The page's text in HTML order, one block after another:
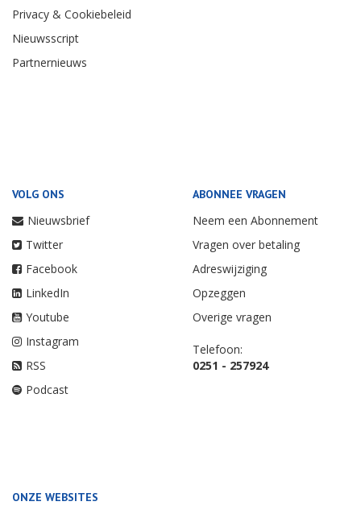
Privacy & Cookiebeleid
Nieuwsscript
Partnernieuws
VOLG ONS
Nieuwsbrief
Twitter
Facebook
LinkedIn
Youtube
Instagram
RSS
Podcast
ABONNEE VRAGEN
Neem een Abonnement
Vragen over betaling
Adreswijziging
Opzeggen
Overige vragen
Telefoon:
0251 - 257924
ONZE WEBSITES